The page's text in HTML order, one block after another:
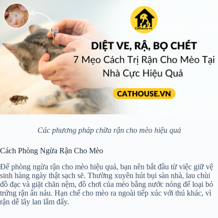
Các phương pháp chữa rận cho mèo hiệu quả
Cách Phòng Ngừa Rận Cho Mèo
Để phòng ngừa rận cho mèo hiệu quả, bạn nên bắt đầu từ việc giữ vệ
sinh hàng ngày thật sạch sẽ. Thường xuyên hút bụi sàn nhà, lau chùi
đồ đạc và giặt chăn nệm, đồ chơi của mèo bằng nước nóng để loại bỏ
trứng rận ẩn náu. Hạn chế cho mèo ra ngoài tiếp xúc với thú khác, vì
rận dễ lây lan lắm đấy.